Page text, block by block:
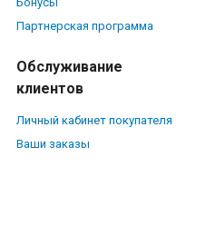
Партнерская программа
Обслуживание
клиентов
Личный кабинет покупателя
Ваши заказы